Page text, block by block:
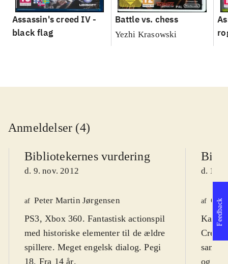
Assassin's creed IV -
black flag
Battle vs. chess
Yezhi Krasowski
Anmeldelser (4)
Bibliotekernes vurdering
d. 9. nov. 2012
af Peter Martin Jørgensen
PS3, Xbox 360. Fantastisk actionspil
med historiske elementer til de ældre
spillere. Meget engelsk dialog. Pegi
18. Fra 14 år.
d. 16.
af Ole
Kan
og
Feedback